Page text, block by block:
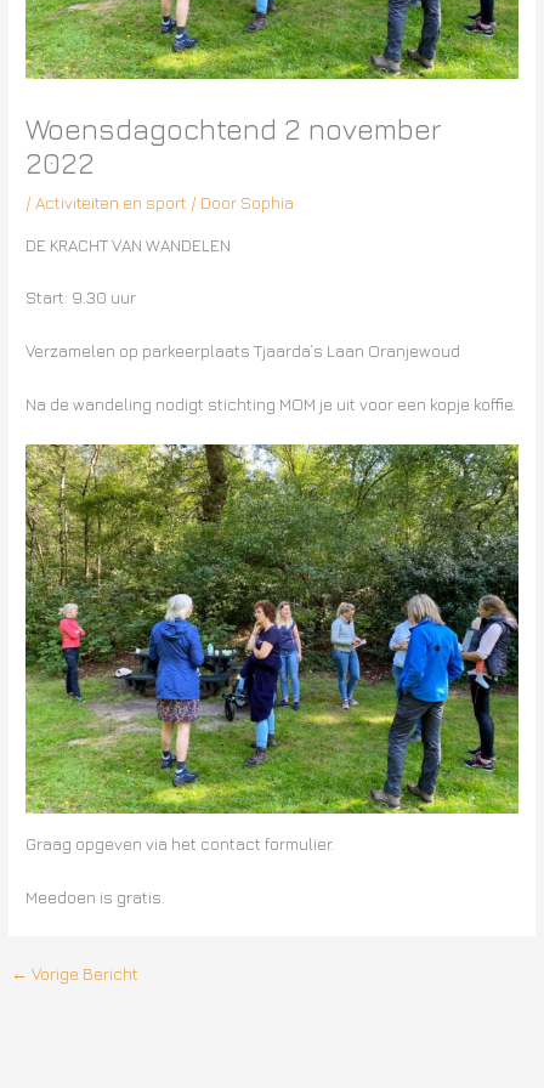
Woensdagochtend 2 november
2022
/ Activiteiten en sport / Door Sophia
DE KRACHT VAN WANDELEN
Start: 9.30 uur
Verzamelen op parkeerplaats Tjaarda’s Laan Oranjewoud
Na de wandeling nodigt stichting MOM je uit voor een kopje koffie.
Graag opgeven via het contact formulier.
Meedoen is gratis.
← Vorige Bericht